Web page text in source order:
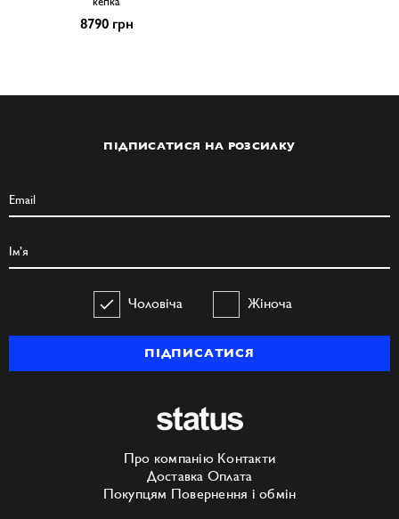
8790 грн
ПІДПИСАТИСЯ НА РОЗСИЛКУ
Чоловіча Жіноча
ПІДПИСАТИСЯ
Про компанію Контакти
Доставка Оплата
Покупцям Повернення і обмін